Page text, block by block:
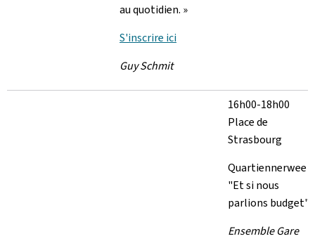
au quotidien. »
S'inscrire ici
Guy Schmit
16h00-18h00
Place de
Strasbourg
Quartiennerwee
"Et si nous
parlions budget"
Ensemble Gare